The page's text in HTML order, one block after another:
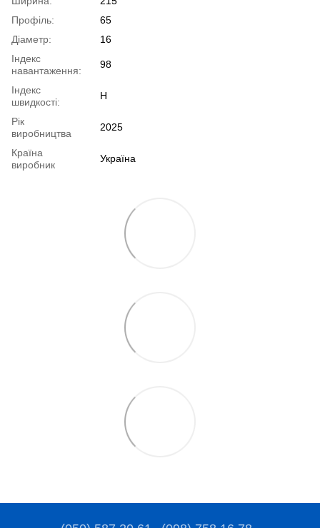
Профіль:
65
Діаметр:
16
Індекс
навантаження:
98
Індекс
швидкості:
H
Рік
виробництва
2025
Країна
виробник
Україна